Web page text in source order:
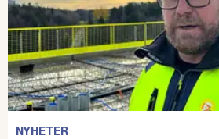
NYHETER